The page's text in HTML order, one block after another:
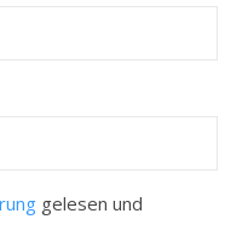
gelesen und